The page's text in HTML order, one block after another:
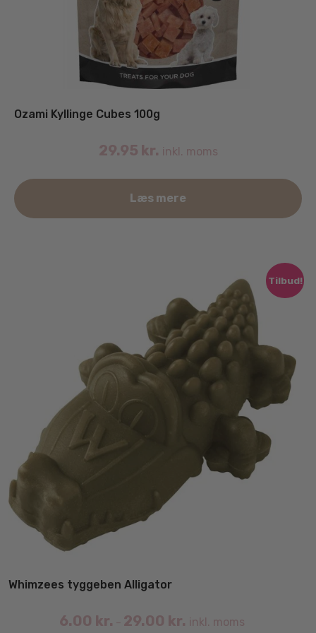
Ozami Kyllinge Cubes 100g
29.95 kr. inkl. moms
Læs mere
Tilbud!
Whimzees tyggeben Alligator
6.00 kr. – 29.00 kr. inkl. moms